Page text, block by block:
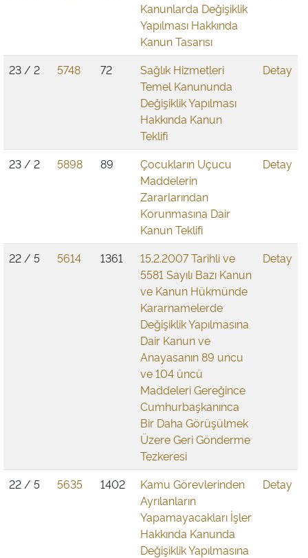
Kanunlarda Değişiklik
Yapılması Hakkında
Kanun Tasarısı
23 / 2 5748 72
Sağlık Hizmetleri
Temel Kanununda
Değişiklik Yapılması
Hakkında Kanun
Teklifi
Detay
23 / 2 5898 89
Çocukların Uçucu
Maddelerin
Zararlarından
Korunmasına Dair
Kanun Teklifi
Detay
22 / 5 5614 1361
15.2.2007 Tarihli ve
5581 Sayılı Bazı Kanun
ve Kanun Hükmünde
Kararnamelerde
Değişiklik Yapılmasına
Dair Kanun ve
Anayasanın 89 uncu
ve 104 üncü
Maddeleri Gereğince
Cumhurbaşkanınca
Bir Daha Görüşülmek
Üzere Geri Gönderme
Tezkeresi
Detay
22 / 5 5635 1402
Kamu Görevlerinden
Ayrılanların
Yapamayacakları İşler
Hakkında Kanunda
Değişiklik Yapılmasına
Detay